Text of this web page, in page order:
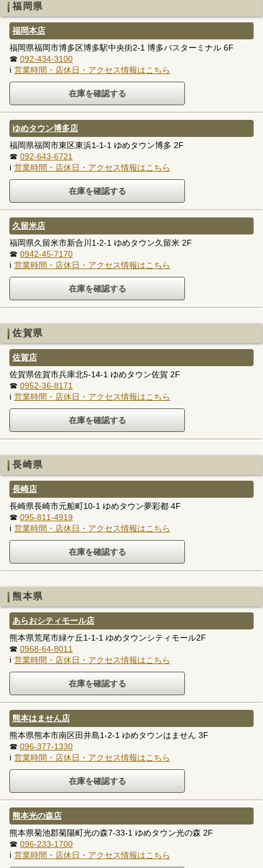
福岡県
福岡本店
福岡県福岡市博多区博多駅中央街2-1 博多バスターミナル 6F
☎ 092-434-3100
ℹ 営業時間・店休日・アクセス情報はこちら
ゆめタウン博多店
福岡県福岡市東区東浜1-1-1 ゆめタウン博多 2F
☎ 092-643-6721
ℹ 営業時間・店休日・アクセス情報はこちら
久留米店
福岡県久留米市新合川1-2-1 ゆめタウン久留米 2F
☎ 0942-45-7170
ℹ 営業時間・店休日・アクセス情報はこちら
佐賀県
佐賀店
佐賀県佐賀市兵庫北5-14-1 ゆめタウン佐賀 2F
☎ 0952-36-8171
ℹ 営業時間・店休日・アクセス情報はこちら
長崎県
長崎店
長崎県長崎市元船町10-1 ゆめタウン夢彩都 4F
☎ 095-811-4919
ℹ 営業時間・店休日・アクセス情報はこちら
熊本県
あらおシティモール店
熊本県荒尾市緑ケ丘1-1-1 ゆめタウンシティモール2F
☎ 0968-64-8011
ℹ 営業時間・店休日・アクセス情報はこちら
熊本はません店
熊本県熊本市南区田井島1-2-1 ゆめタウンはません 3F
☎ 096-377-1330
ℹ 営業時間・店休日・アクセス情報はこちら
熊本光の森店
熊本県菊池郡菊陽町光の森7-33-1 ゆめタウン光の森 2F
☎ 096-233-1700
ℹ 営業時間・店休日・アクセス情報はこちら